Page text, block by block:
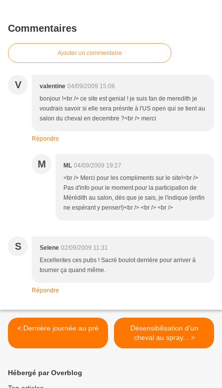
Commentaires
Ajouter un commentaire
V valentine 04/09/2009 15:06
bonjour !<br /> ce site est genial ! je suis fan de meredith je
voudrais savoir si elle sera présnte à l'US open qui se tient au
salon du cheval en decembre ?<br /> merci
Répondre
M ML 04/09/2009 19:27
<br /> Merci pour les compliments sur le site!<br />
Pas d'info pour le moment pour la participation de
Mérédith au salon, dès que je sais, je l'indique (enfin
ne espérant y penser!)<br /> <br /> <br />
S Selene 02/09/2009 11:31
Excellentes ces pubs ! Sacré boulot derrière pour arriver à
tourner ça quand même.
Répondre
< Dernière journée au pré
Désensibilisation d'un
cheval au spray... >
Hébergé par Overblog